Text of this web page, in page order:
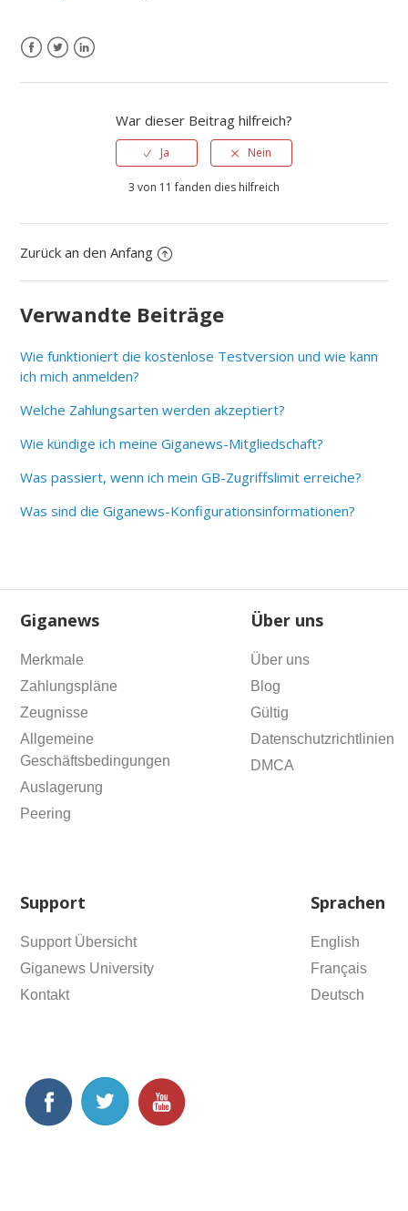
War dieser Beitrag hilfreich?
Ja Nein
3 von 11 fanden dies hilfreich
Zurück an den Anfang
Verwandte Beiträge
Wie funktioniert die kostenlose Testversion und wie kann
ich mich anmelden?
Welche Zahlungsarten werden akzeptiert?
Wie kündige ich meine Giganews-Mitgliedschaft?
Was passiert, wenn ich mein GB-Zugriffslimit erreiche?
Was sind die Giganews-Konfigurationsinformationen?
Giganews
Merkmale
Zahlungspläne
Zeugnisse
Allgemeine
Geschäftsbedingungen
Auslagerung
Peering
Über uns
Über uns
Blog
Gültig
Datenschutzrichtlinien
DMCA
Support
Support Übersicht
Giganews University
Kontakt
Sprachen
English
Français
Deutsch